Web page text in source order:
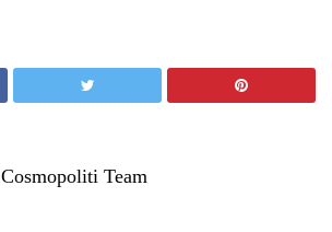
Cosmopoliti Team